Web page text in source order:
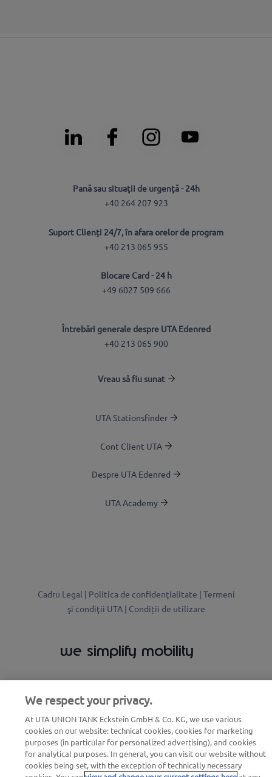
Pană sau situaţii de urgenţă - 24h
+40 264 207 923
Suport Clienți 24/7, în afara orelor de program
+40 213 065 955
Blocare Card - 24 h
+49 6027 509 666
Întrebări generale despre UTA Edenred
+40 213 065 900
Vreau să fiu sunat
UTA Stationsfinder
Cont Client UTA
Despre UTA Edenred
UTA Academy
Cadru Legal | Politica de confidenţialitate | Termeni
şi condiţii UTA | Condiții de utilizare
we simplify mobility
We respect your privacy.
At UTA UNION TANK Eckstein GmbH & Co. KG, we use various
cookies on our website: technical cookies, cookies for marketing
purposes (in particular for personalized advertising), and cookies
for analytical purposes. In general, you can visit our website without
cookies being set, with the exception of technically necessary